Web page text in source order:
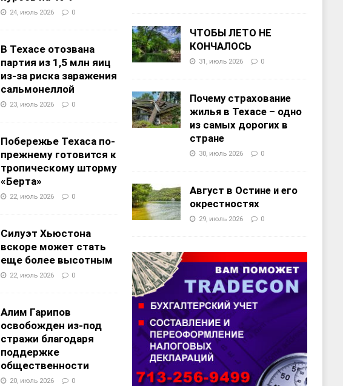
24, июль 2026 0
В Техасе отозвана
партия из 1,5 млн яиц
из-за риска заражения
сальмонеллой
23, июль 2026 0
Побережье Техаса по-
прежнему готовится к
тропическому шторму
«Берта»
22, июль 2026 0
Силуэт Хьюстона
вскоре может стать
еще более высотным
22, июль 2026 0
Алим Гарипов
освобожден из-под
стражи благодаря
поддержке
общественности
20, июль 2026 0
ЧТОБЫ ЛЕТО НЕ
КОНЧАЛОСЬ
31, июль 2026 0
Почему страхование
жилья в Техасе – одно
из самых дорогих в
стране
30, июль 2026 0
Август в Остине и его
окрестностях
29, июль 2026 0